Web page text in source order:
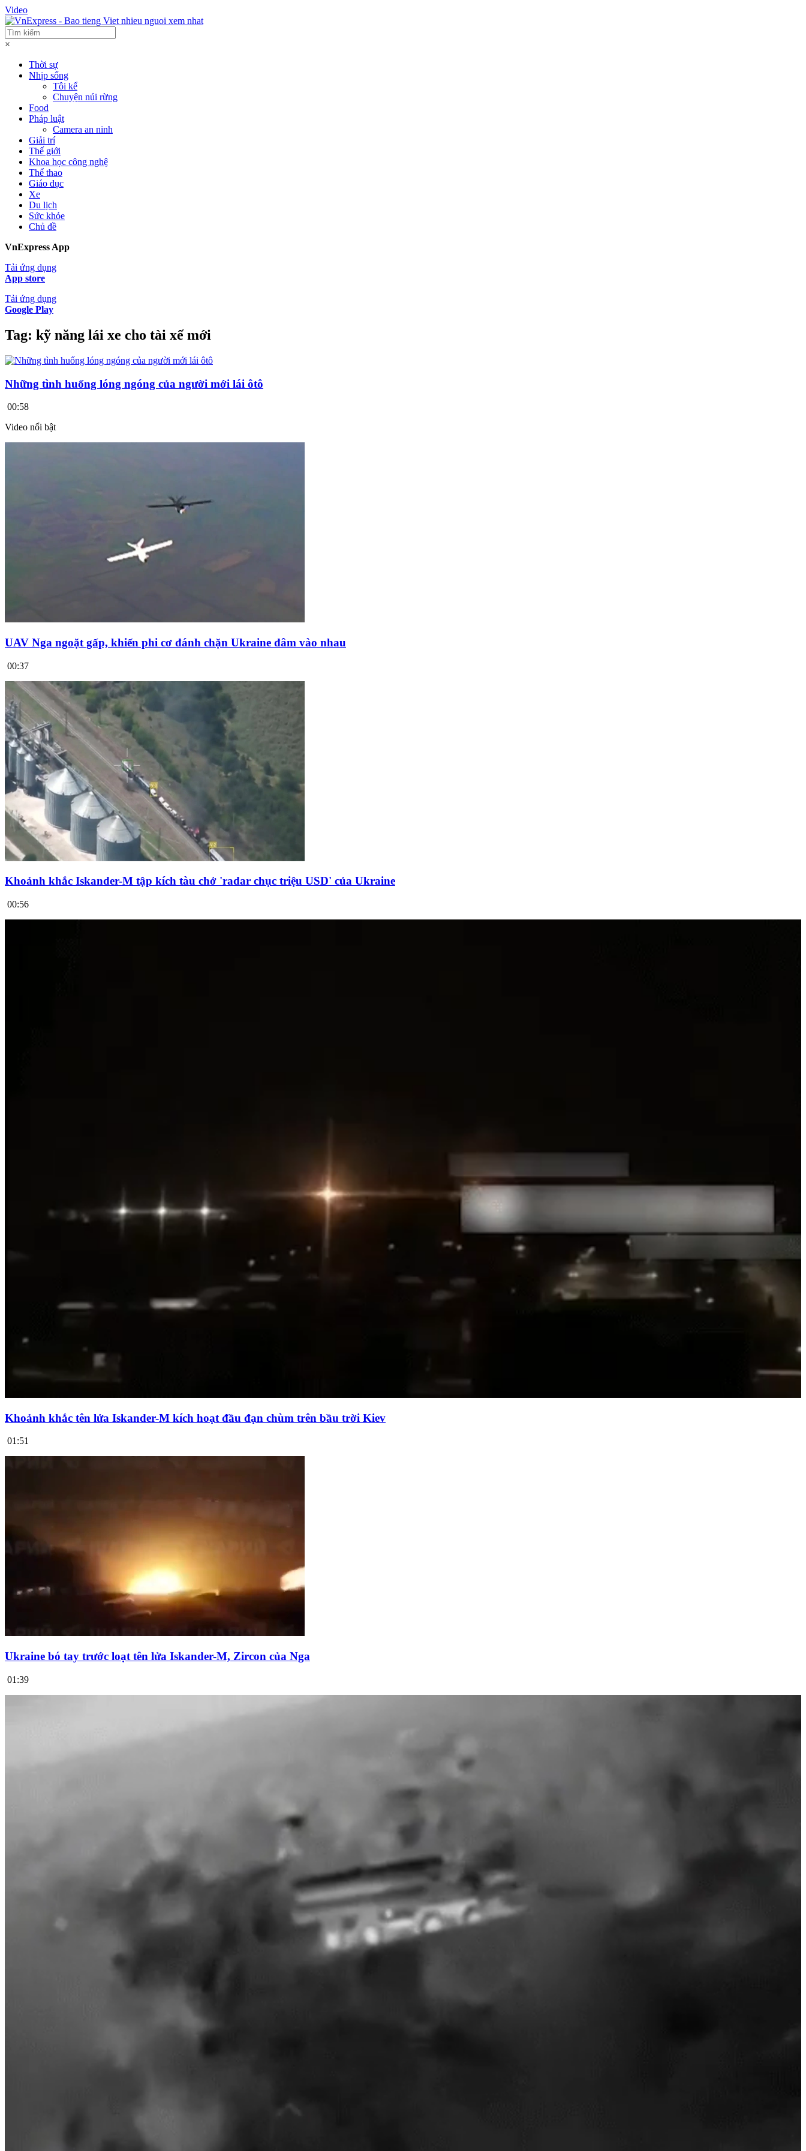
Video
×
Thời sự
Nhịp sống
Tôi kể
Chuyện núi rừng
Food
Pháp luật
Camera an ninh
Giải trí
Thế giới
Khoa học công nghệ
Thể thao
Giáo dục
Xe
Du lịch
Sức khỏe
Chủ đề
VnExpress App
Tải ứng dụng
App store
Tải ứng dụng
Google Play
Tag: kỹ năng lái xe cho tài xế mới
Những tình huống lóng ngóng của người mới lái ôtô
00:58
Video nổi bật
UAV Nga ngoặt gấp, khiến phi cơ đánh chặn Ukraine đâm vào nhau
00:37
Khoảnh khắc Iskander-M tập kích tàu chở 'radar chục triệu USD' của Ukraine
00:56
Khoảnh khắc tên lửa Iskander-M kích hoạt đầu đạn chùm trên bầu trời Kiev
01:51
Ukraine bó tay trước loạt tên lửa Iskander-M, Zircon của Nga
01:39